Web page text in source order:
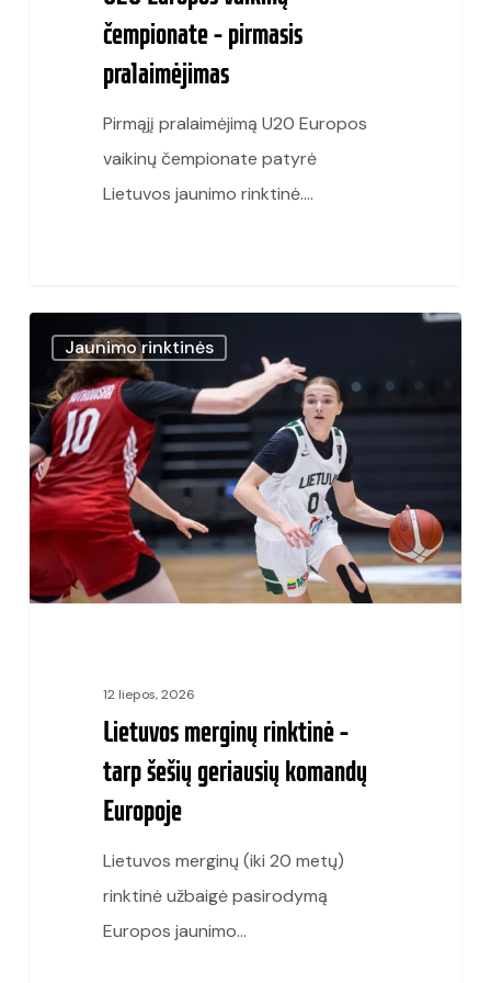
čempionate – pirmasis
pralaimėjimas
Pirmąjį pralaimėjimą U20 Europos
vaikinų čempionate patyrė
Lietuvos jaunimo rinktinė.…
Lietuvos
merginų
rinktinė
–
tarp
šešių
geriausių
komandų
Europoje
Jaunimo rinktinės
12 liepos, 2026
Lietuvos merginų rinktinė –
tarp šešių geriausių komandų
Europoje
Lietuvos merginų (iki 20 metų)
rinktinė užbaigė pasirodymą
Europos jaunimo…